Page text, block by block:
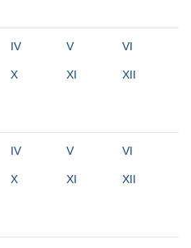
IV V VI
X XI XII
IV V VI
X XI XII